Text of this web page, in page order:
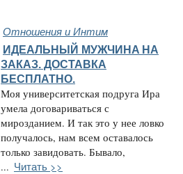
Отношения и Интим
ИДЕАЛЬНЫЙ МУЖЧИНA НА
ЗАКАЗ. ДОСТАВКА
БЕСПЛАТНО.
Моя университетская подруга Ира
умела договариваться с
мирозданием. И так это у нее ловко
получалось, нам всем оставалось
только завидовать. Бывало,
... Читать >>